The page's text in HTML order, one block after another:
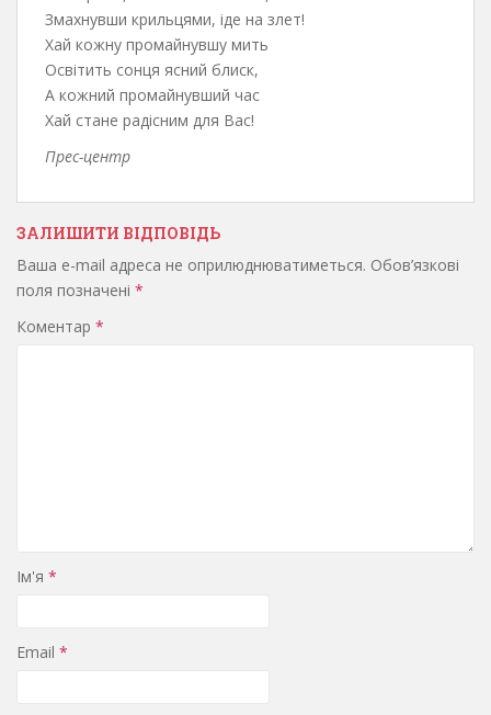
Змахнувши крильцями, іде на злет!
Хай кожну промайнувшу мить
Освітить сонця ясний блиск,
А кожний промайнувший час
Хай стане радісним для Вас!
Прес-центр
ЗАЛИШИТИ ВІДПОВІДЬ
Ваша e-mail адреса не оприлюднюватиметься. Обов’язкові
поля позначені *
Коментар *
Ім'я *
Email *